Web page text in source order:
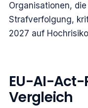
Organisationen,
Strafverfolgung,
2027 auf
EU-AI-
Vergleich